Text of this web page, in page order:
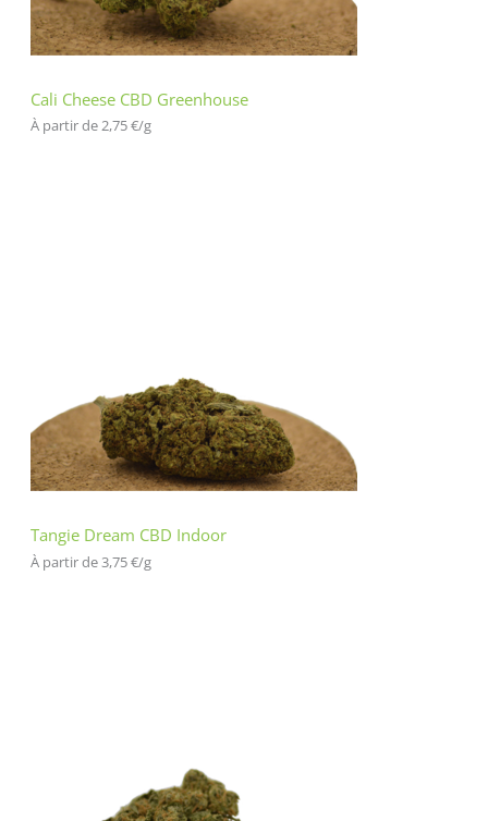
Cali Cheese CBD Greenhouse
À partir de 2,75€/g
Tangie Dream CBD Indoor
À partir de 3,75€/g